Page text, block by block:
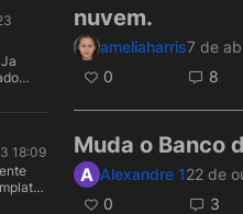
no
do
Caso
18:09
nuvem.
ameliaharris7 de
0
8
Muda o Banco
A Alexandre 122 de
0
3